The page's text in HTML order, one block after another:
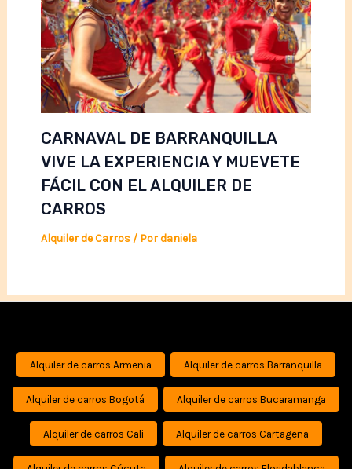
CARNAVAL DE BARRANQUILLA
VIVE LA EXPERIENCIA Y MUEVETE
FÁCIL CON EL ALQUILER DE
CARROS
Alquiler de Carros/ Pordaniela
Alquiler de carros Armenia Alquiler de carros Barranquilla
Alquiler de carros Bogotá Alquiler de carros Bucaramanga
Alquiler de carros Cali Alquiler de carros Cartagena